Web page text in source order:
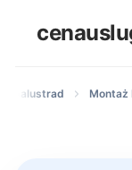
i balustrad Montaż